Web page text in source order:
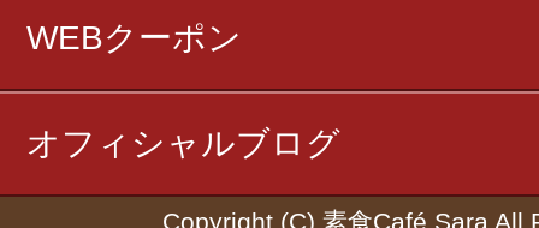
WEBクーポン
オフィシャルブログ
Copyright (C) 素食Café Sara All